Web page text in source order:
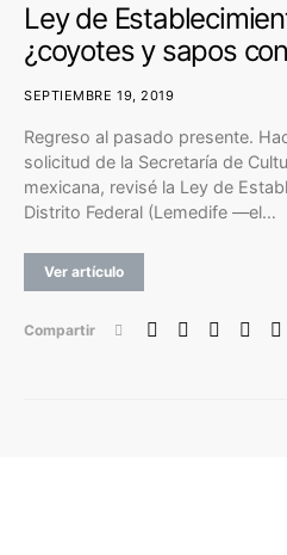
Ley de
¿coyotes y sapos
SEPTIEMBRE 19, 2019
Regreso al pasado presente.
solicitud de la Secretaría de
mexicana, revisé la Ley de
Distrito Federal (Lemedife —el…
Ver artículo
Compartir